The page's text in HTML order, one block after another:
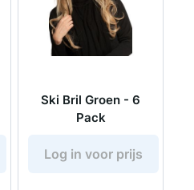
Ski Bril Groen - 6
Pack
Log in voor prijs